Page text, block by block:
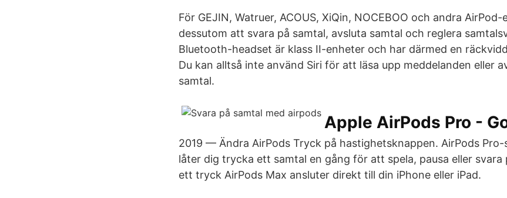
För GEJIN, Watruer, ACOUS, XiQin, NOCEBOO och andra
dessutom att svara på samtal, avsluta samtal och reglera
Bluetooth-headset är klass II-enheter och har därmed en
Du kan alltså inte använd Siri för att läsa upp meddelanden eller
samtal.
Apple AirPods Pro -
2019 — Ändra AirPods Tryck på hastighetsknappen. AirPods
låter dig trycka ett samtal en gång för att spela, pausa eller svara
ett tryck AirPods Max ansluter direkt till din iPhone eller iPad.